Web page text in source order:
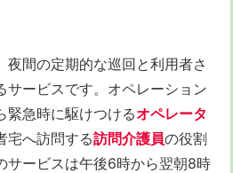
夜間の定期的な巡回と利用者さ
サービスです。オペレーション
緊急時に駆けつけるオペレータ
宅へ訪問する訪問介護員の役割
サービスは午後6時から翌朝8時